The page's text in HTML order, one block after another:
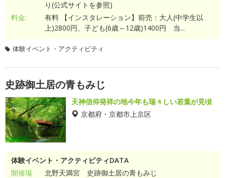
り(公式サイトを参照)
料金:
有料 【インスタレーション】前売：大人(中学生以
上)2800円、子ども(6歳～12歳)1400円 当...
体験イベント・アクティビティ
史跡御土居の青もみじ
天神信仰発祥の地今年も瑞々しい若葉が見頃
京都府・京都市上京区
体験イベント・アクティビティDATA
開催場
北野天満宮 史跡御土居の青もみじ